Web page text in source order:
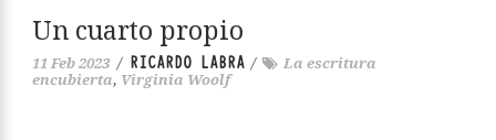
Un cuarto propio
11 Feb 2023 / RICARDO LABRA /
La escritura
encubierta, Virginia Woolf